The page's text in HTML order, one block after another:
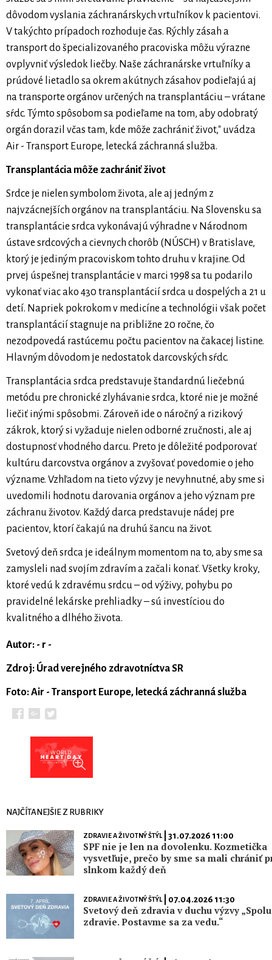
dôvodom vyslania záchranárskych vrtuľníkov k pacientovi.
V takýchto prípadoch rozhoduje čas. Rýchly zásah a
transport do špecializovaného pracoviska môžu výrazne
ovplyvniť výsledok liečby. Naše záchranárske vrtuľníky a
prúdové lietadlo sa okrem akútnych zásahov podieľajú aj
na transporte orgánov určených na transplantáciu – vrátane
sŕdc. Týmto spôsobom sa podieľame na tom, aby odobratý
orgán dorazil včas tam, kde môže zachrániť život," uvádza
Air - Transport Europe, letecká záchranná služba.
Transplantácia môže zachrániť život
Srdce je nielen symbolom života, ale aj jedným z
najvzácnejších orgánov na transplantáciu. Na Slovensku sa
transplantácie srdca vykonávajú výhradne v Národnom
ústave srdcových a cievnych chorôb (NÚSCH) v Bratislave,
ktorý je jediným pracoviskom tohto druhu v krajine. Od
prvej úspešnej transplantácie v marci 1998 sa tu podarilo
vykonať viac ako 430 transplantácií srdca u dospelých a 21 u
detí. Napriek pokrokom v medicíne a technológii však počet
transplantácií stagnuje na približne 20 ročne, čo
nezodpovedá rastúcemu počtu pacientov na čakacej listine.
Hlavným dôvodom je nedostatok darcovských sŕdc.
Transplantácia srdca predstavuje štandardnú liečebnú
metódu pre chronické zlyhávanie srdca, ktoré nie je možné
liečiť inými spôsobmi. Zároveň ide o náročný a rizikový
zákrok, ktorý si vyžaduje nielen odborné zručnosti, ale aj
dostupnosť vhodného darcu. Preto je dôležité podporovať
kultúru darcovstva orgánov a zvyšovať povedomie o jeho
význame. Vzhľadom na tieto výzvy je nevyhnutné, aby sme si
uvedomili hodnotu darovania orgánov a jeho význam pre
záchranu životov. Každý darca predstavuje nádej pre
pacientov, ktorí čakajú na druhú šancu na život.
Svetový deň srdca je ideálnym momentom na to, aby sme sa
zamysleli nad svojím zdravím a začali konať. Všetky kroky,
ktoré vedú k zdravému srdcu – od výživy, pohybu po
pravidelné lekárske prehliadky – sú investíciou do
kvalitného a dlhého života.
Autor: - r -
Zdroj: Úrad verejného zdravotníctva SR
Foto: Air - Transport Europe, letecká záchranná služba
NAJČÍTANEJŠIE Z RUBRIKY
ZDRAVIE A ŽIVOTNÝ ŠTÝL| 31.07.2026 11:00
SPF nie je len na dovolenku. Kozmetička
vysvetľuje, prečo by sme sa mali chrániť
slnkom každý deň
ZDRAVIE A ŽIVOTNÝ ŠTÝL| 07.04.2026 11:30
Svetový deň zdravia v duchu výzvy
zdravie. Postavme sa za vedu.“